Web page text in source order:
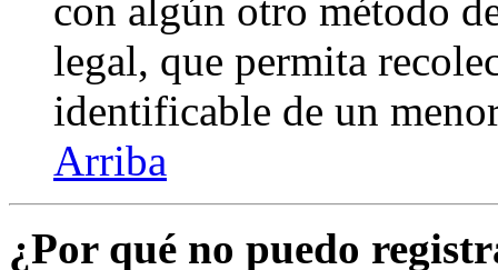
con algún otro método
legal, que permita
identificable de un
Arriba
¿Por qué no puedo